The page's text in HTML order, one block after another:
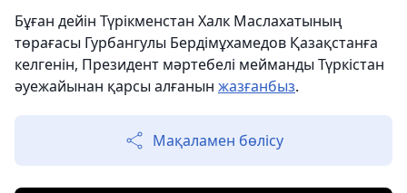
Бұған дейін Түрікменстан Халк Маслахатының
төрағасы Гурбангулы Бердімұхамедов Қазақстанға
келгенін, Президент мәртебелі мейманды Түркістан
әуежайынан қарсы алғанын жазғанбыз.
Мақаламен бөлісу